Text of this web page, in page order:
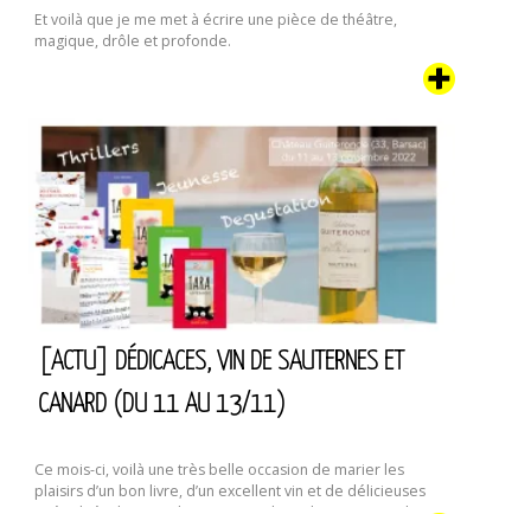
Et voilà que je me met à écrire une pièce de théâtre,
magique, drôle et profonde.
[ACTU] DÉDICACES, VIN DE SAUTERNES ET
CANARD (DU 11 AU 13/11)
Ce mois-ci, voilà une très belle occasion de marier les
plaisirs d’un bon livre, d’un excellent vin et de délicieuses